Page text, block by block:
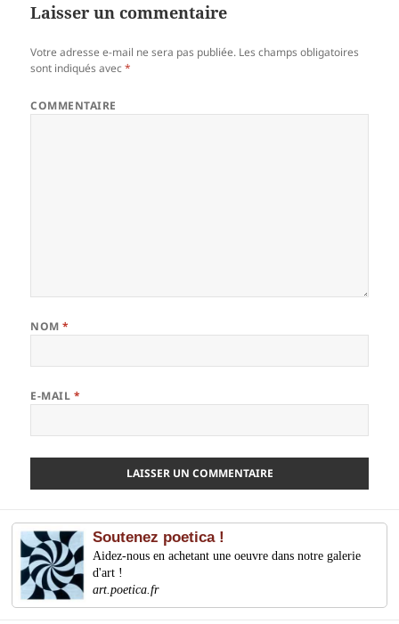
Laisser un commentaire
Votre adresse e-mail ne sera pas publiée. Les champs obligatoires
sont indiqués avec*
COMMENTAIRE
NOM*
E-MAIL *
Soutenez poetica !
Aidez-nous en achetant une oeuvre dans notre galerie
d'art !
art.poetica.fr